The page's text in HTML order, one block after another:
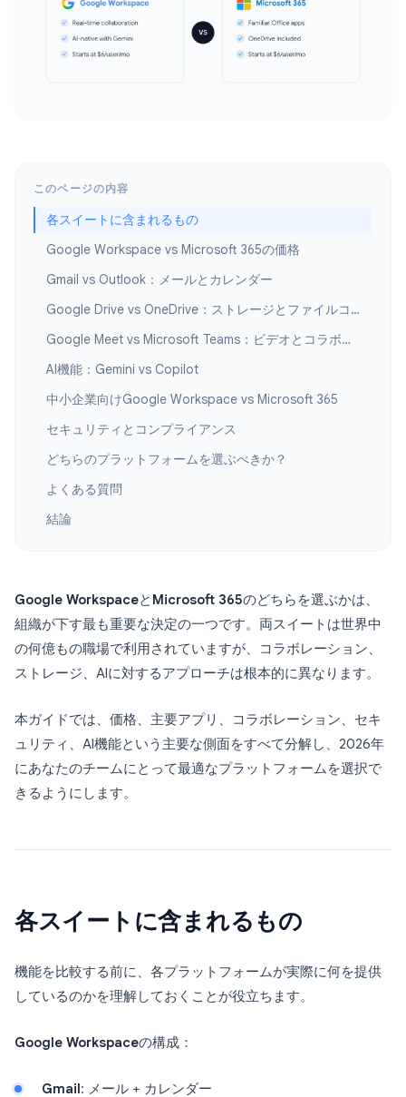
このページの内容
各スイートに含まれるもの
Google Workspace vs Microsoft 365の価格
Gmail vs Outlook：メールとカレンダー
Google Drive vs OneDrive：ストレージとファイルコラボレーション
Google Meet vs Microsoft Teams：ビデオとコラボレーション
AI機能：Gemini vs Copilot
中小企業向けGoogle Workspace vs Microsoft 365
セキュリティとコンプライアンス
どちらのプラットフォームを選ぶべきか？
よくある質問
結論
Google Workspaceと Microsoft 365のどちらを選ぶかは、
組織が下す最も重要な決定の一つです。両スイートは世界中
の何億もの職場で利用されていますが、コラボレーション、
ストレージ、AIに対するアプローチは根本的に異なります。
本ガイドでは、価格、主要アプリ、コラボレーション、セキ
ュリティ、AI機能という主要な側面をすべて分解し、2026年
にあなたのチームにとって最適なプラットフォームを選択で
きるようにします。
各スイートに含まれるもの
機能を比較する前に、各プラットフォームが実際に何を提供
しているのかを理解しておくことが役立ちます。
Google Workspaceの構成：
Gmail : メール + カレンダー